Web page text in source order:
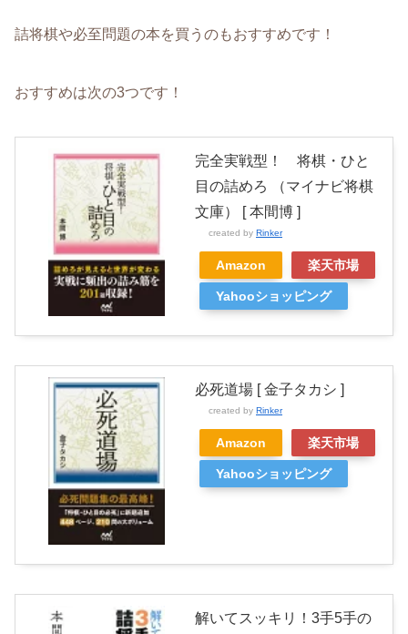
詰将棋や必至問題の本を買うのもおすすめです！
おすすめは次の3つです！
完全実戦型！ 将棋・ひと
目の詰めろ （マイナビ将棋
文庫） [ 本間博 ]
created by Rinker
Amazon 楽天市場
Yahooショッピング
必死道場 [ 金子タカシ ]
created by Rinker
Amazon 楽天市場
Yahooショッピング
解いてスッキリ！3手5手の